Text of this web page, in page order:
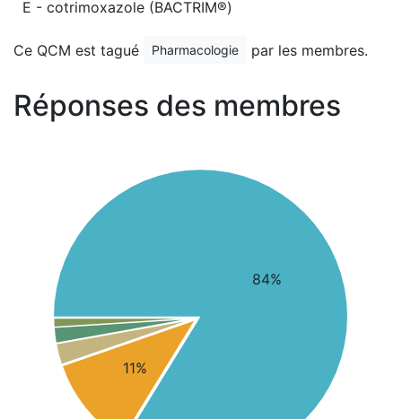
E - cotrimoxazole (BACTRIM®)
Ce QCM est tagué Pharmacologie par les membres.
Réponses des membres
84%
11%